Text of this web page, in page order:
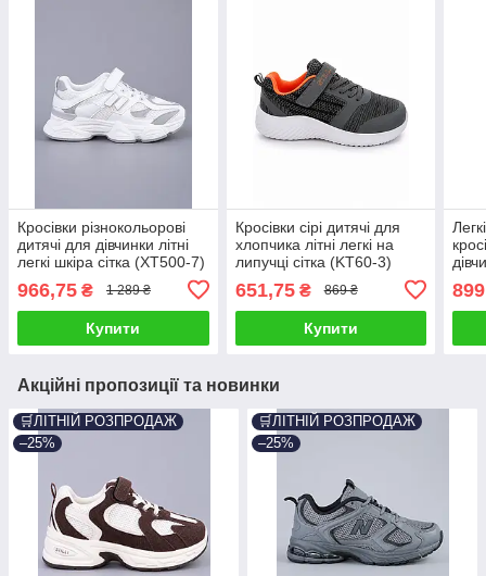
Кросівки різнокольорові
дитячі для дівчинки літні
легкі шкіра сітка (XT500-7)
966,75 ₴ 1 289 ₴
Купити
Кросівки сірі дитячі для
хлопчика літні легкі на
липучці сітка (KT60-3)
651,75₴ 869 ₴
Купити
Акційні пропозиції та новинки
🛒ЛІТНІЙ РОЗПРОДАЖ
–25%
🛒ЛІТНІЙ РОЗПРОДАЖ
–25%